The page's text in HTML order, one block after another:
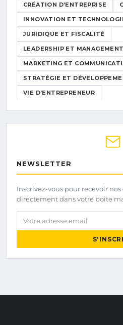
CRÉATION D’ENTREPRISE
INNOVATION ET
JURIDIQUE ET FISCALITÉ
LEADERSHIP ET MANAGEMENT
MARKETING ET
STRATÉGIE ET
VIE D’ENTREPRENEUR
NEWSLETTER
Inscrivez-vous pour recevoir
directement dans votre boîte
Votre adresse email